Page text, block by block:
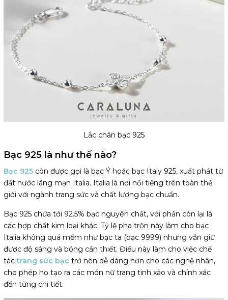
Lắc chân bạc 925
Bạc 925 là như thế nào?
Bạc 925 còn được gọi là bạc Ý hoặc bạc Italy 925, xuất phát từ
đất nước lãng mạn Italia. Italia là nơi nổi tiếng trên toàn thế
giới với ngành trang sức và chất lượng bạc chuẩn.
Bạc 925 chứa tới 92.5% bạc nguyên chất, với phần còn lại là
các hợp chất kim loại khác. Tỷ lệ pha trộn này làm cho bạc
Italia không quá mềm như bạc ta (bạc 9999) nhưng vẫn giữ
được độ sáng và bóng cần thiết. Điều này làm cho việc chế
tác trang sức bạc trở nên dễ dàng hơn cho các nghệ nhân,
cho phép họ tạo ra các món nữ trang tinh xảo và chính xác
đến từng chi tiết.